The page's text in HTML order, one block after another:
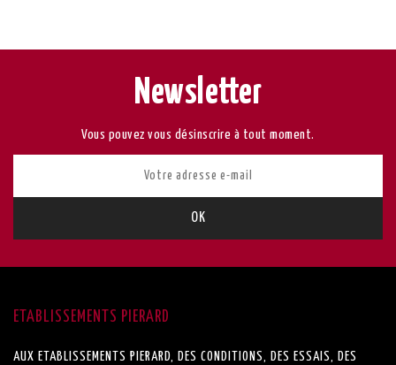
Newsletter
Vous pouvez vous désinscrire à tout moment.
ETABLISSEMENTS PIERARD
AUX ETABLISSEMENTS PIERARD, DES CONDITIONS, DES ESSAIS, DES